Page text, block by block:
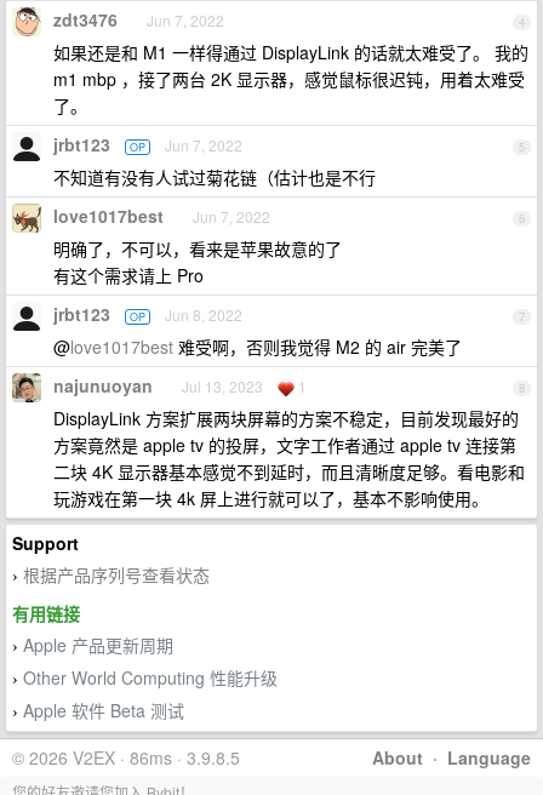
4
zdt3476 Jun 7, 2022
如果还是和 M1 一样得通过 DisplayLink 的话就太难受了。 我的
m1 mbp ，接了两台 2K 显示器，感觉鼠标很迟钝，用着太难受
了。
5
jrbt123 OP Jun 7, 2022
不知道有没有人试过菊花链（估计也是不行
6
love1017best Jun 7, 2022
明确了，不可以，看来是苹果故意的了
有这个需求请上 Pro
7
jrbt123 OP Jun 8, 2022
@love1017best 难受啊，否则我觉得 M2 的 air 完美了
8
najunuoyan Jul 13, 2023 1
DisplayLink 方案扩展两块屏幕的方案不稳定，目前发现最好的
方案竟然是 apple tv 的投屏，文字工作者通过 apple tv 连接第
二块 4K 显示器基本感觉不到延时，而且清晰度足够。看电影和
玩游戏在第一块 4k 屏上进行就可以了，基本不影响使用。
Support
› 根据产品序列号查看状态
有用链接
› Apple 产品更新周期
› Other World Computing 性能升级
› Apple 软件 Beta 测试
About · Language
© 2026 V2EX · 86ms · 3.9.8.5